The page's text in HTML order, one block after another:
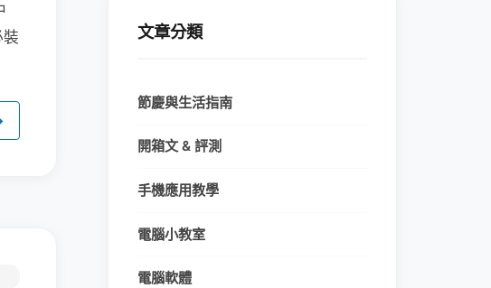
文章分類
節慶與生活指南
開箱文 & 評測
手機應用教學
電腦小教室
電腦軟體